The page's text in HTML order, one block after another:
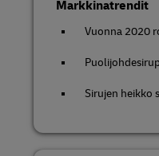
Markkinatrendit
Vuonna 2020
Sirujen heikko